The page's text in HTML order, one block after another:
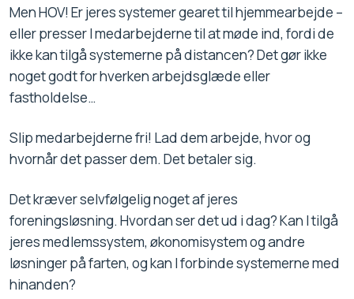
Men HOV! Er jeres systemer gearet til hjemmearbejde –
eller presser I medarbejderne til at møde ind, fordi de
ikke kan tilgå systemerne på distancen? Det gør ikke
noget godt for hverken arbejdsglæde eller
fastholdelse…
Slip medarbejderne fri! Lad dem arbejde, hvor og
hvornår det passer dem. Det betaler sig.
Det kræver selvfølgelig noget af jeres
foreningsløsning. Hvordan ser det ud i dag? Kan I tilgå
jeres medlemssystem, økonomisystem og andre
løsninger på farten, og kan I forbinde systemerne med
hinanden?